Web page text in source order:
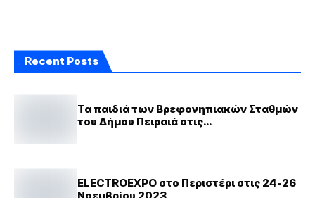
Recent Posts
Τα παιδιά των Βρεφονηπιακών Σταθμών
του Δήμου Πειραιά στις
ELECTROEXPO στο Περιστέρι στις 24-26